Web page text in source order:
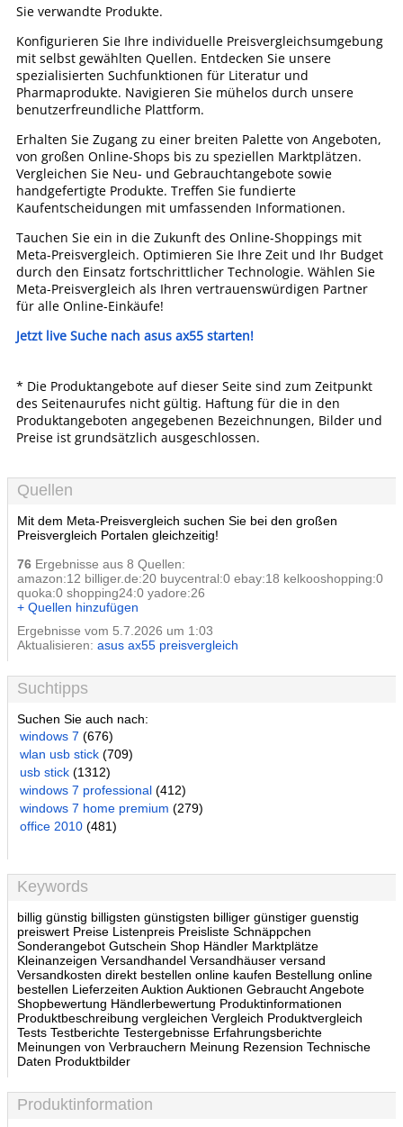
Sie verwandte Produkte.
Konfigurieren Sie Ihre individuelle Preisvergleichsumgebung
mit selbst gewählten Quellen. Entdecken Sie unsere
spezialisierten Suchfunktionen für Literatur und
Pharmaprodukte. Navigieren Sie mühelos durch unsere
benutzerfreundliche Plattform.
Erhalten Sie Zugang zu einer breiten Palette von Angeboten,
von großen Online-Shops bis zu speziellen Marktplätzen.
Vergleichen Sie Neu- und Gebrauchtangebote sowie
handgefertigte Produkte. Treffen Sie fundierte
Kaufentscheidungen mit umfassenden Informationen.
Tauchen Sie ein in die Zukunft des Online-Shoppings mit
Meta-Preisvergleich. Optimieren Sie Ihre Zeit und Ihr Budget
durch den Einsatz fortschrittlicher Technologie. Wählen Sie
Meta-Preisvergleich als Ihren vertrauenswürdigen Partner
für alle Online-Einkäufe!
Jetzt live Suche nach asus ax55 starten!
* Die Produktangebote auf dieser Seite sind zum Zeitpunkt
des Seitenaurufes nicht gültig. Haftung für die in den
Produktangeboten angegebenen Bezeichnungen, Bilder und
Preise ist grundsätzlich ausgeschlossen.
Quellen
Mit dem Meta-Preisvergleich suchen Sie bei den großen
Preisvergleich Portalen gleichzeitig!
76 Ergebnisse aus 8 Quellen:
amazon:12 billiger.de:20 buycentral:0 ebay:18 kelkooshopping:0
quoka:0 shopping24:0 yadore:26
+ Quellen hinzufügen
Ergebnisse vom 5.7.2026 um 1:03
Aktualisieren: asus ax55 preisvergleich
Suchtipps
Suchen Sie auch nach:
windows 7 (676)
wlan usb stick (709)
usb stick (1312)
windows 7 professional (412)
windows 7 home premium (279)
office 2010 (481)
Keywords
billig günstig billigsten günstigsten billiger günstiger guenstig
preiswert Preise Listenpreis Preisliste Schnäppchen
Sonderangebot Gutschein Shop Händler Marktplätze
Kleinanzeigen Versandhandel Versandhäuser versand
Versandkosten direkt bestellen online kaufen Bestellung online
bestellen Lieferzeiten Auktion Auktionen Gebraucht Angebote
Shopbewertung Händlerbewertung Produktinformationen
Produktbeschreibung vergleichen Vergleich Produktvergleich
Tests Testberichte Testergebnisse Erfahrungsberichte
Meinungen von Verbrauchern Meinung Rezension Technische
Daten Produktbilder
Produktinformation